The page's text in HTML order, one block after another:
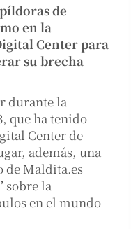
de
en la
Center para
su brecha
durante la
que ha tenido
Center de
además, una
de Maldita.es
sobre la
en el mundo